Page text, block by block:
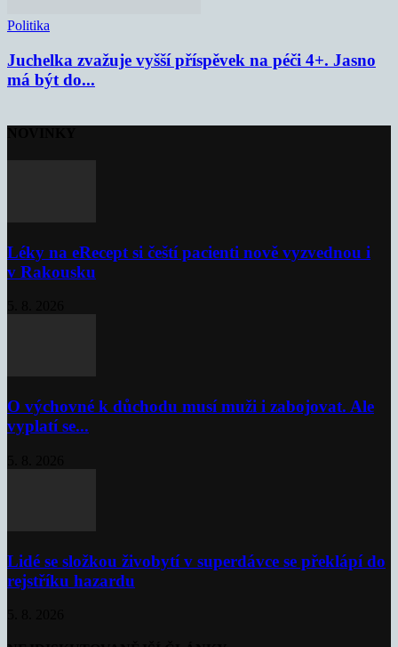
Politika
Juchelka zvažuje vyšší příspěvek na péči 4+. Jasno
má být do...
Léky na eRecept si čeští pacienti nově vyzvednou i
v Rakousku
O výchovné k důchodu musí muži i zabojovat. Ale
vyplatí se...
Lidé se složkou živobytí v superdávce se překlápí do
rejstříku hazardu